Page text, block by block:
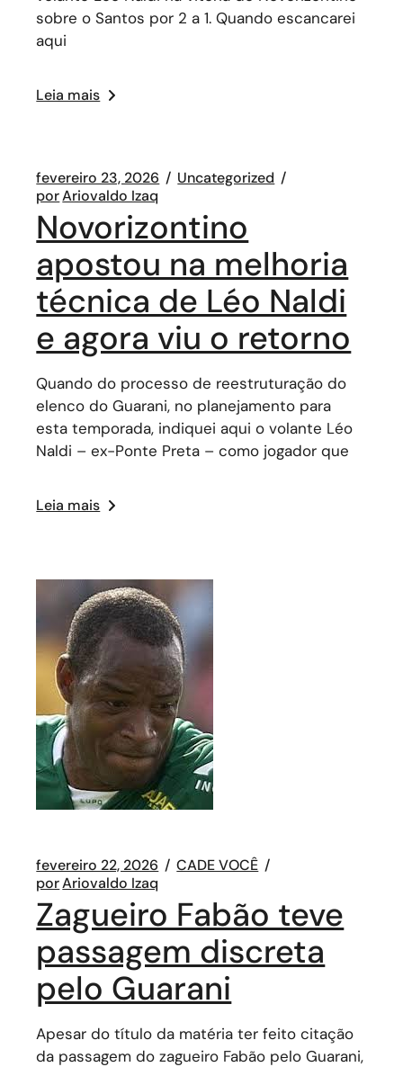
sobre o Santos por 2 a 1. Quando escancarei
aqui
Leia mais
fevereiro 23, 2026
Uncategorized
porAriovaldo Izaq
Novorizontino
apostou na melhoria
técnica de Léo Naldi
e agora viu o retorno
Quando do processo de reestruturação do
elenco do Guarani, no planejamento para
esta temporada, indiquei aqui o volante Léo
Naldi – ex-Ponte Preta – como jogador que
Leia mais
fevereiro 22, 2026
CADE VOCÊ
porAriovaldo Izaq
Zagueiro Fabão teve
passagem discreta
pelo Guarani
Apesar do título da matéria ter feito citação
da passagem do zagueiro Fabão pelo Guarani,